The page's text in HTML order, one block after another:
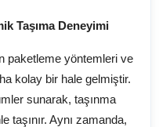
Taşıma Deneyimi
paketleme yöntemleri ve
kolay bir hale gelmiştir.
sunarak, taşınma
taşınır. Aynı zamanda,